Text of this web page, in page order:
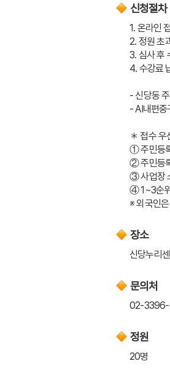
신청절차
1. 온라인
2. 정원 초
3. 심사 후
4. 수강료
- 신당동
- AI내편중
＊ 접수
① 주민등
② 주민등
③ 사업장
④ 1~3순
※ 외국인
장소
신당누리
문의처
02-3396-
정원
20명